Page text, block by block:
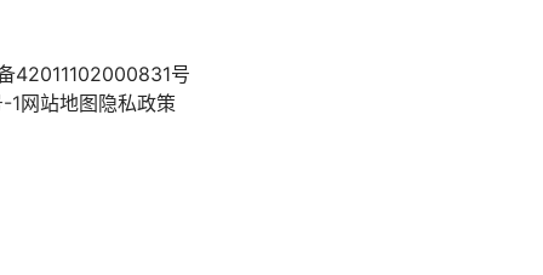
42011102000831号
1网站地图隐私政策